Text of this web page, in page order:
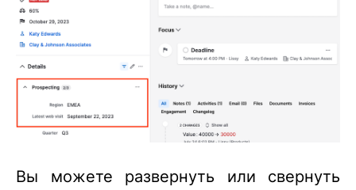
Вы можете развернуть или свернуть